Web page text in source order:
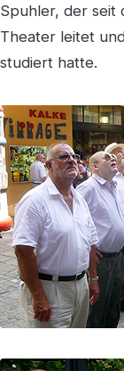
Spuhler, der seit
Theater leitet
studiert hatte.